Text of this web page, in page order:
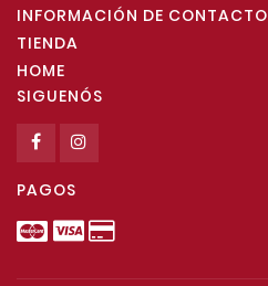
INFORMACIÓN DE CONTACTO
TIENDA
HOME
SIGUENÓS
PAGOS